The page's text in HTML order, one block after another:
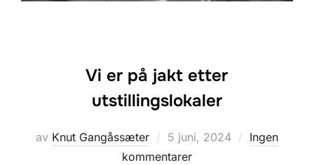
Vi er på jakt etter
utstillingslokaler
av Knut Gangåssæter
Posted
on
5 juni, 2024
Ingen
kommentarer